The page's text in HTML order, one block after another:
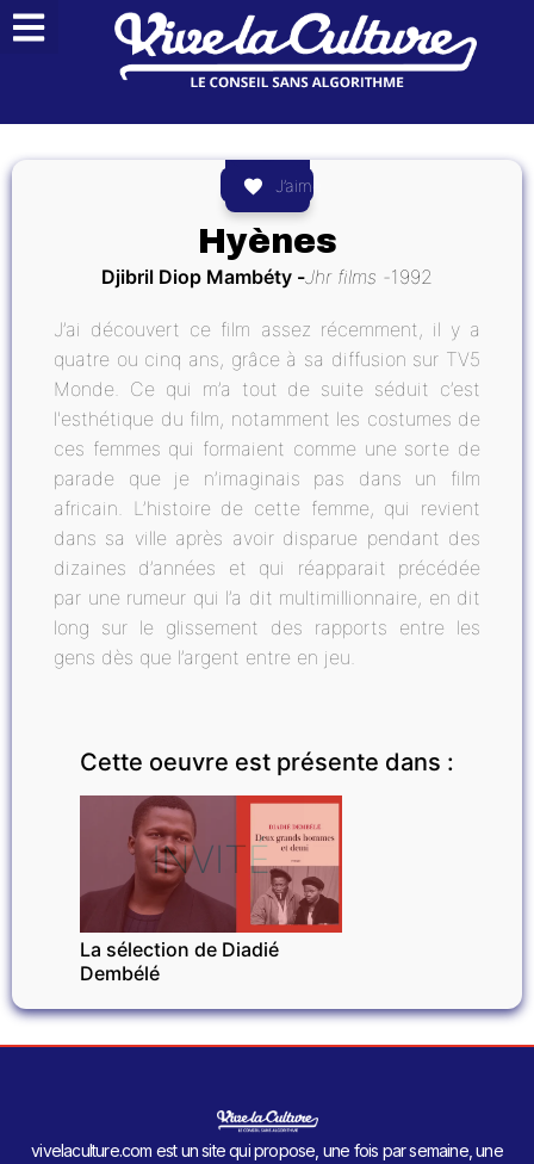
J’aime
Hyènes
Djibril Diop Mambéty Jhr films 1992
J’ai découvert ce film assez récemment, il y a
quatre ou cinq ans, grâce à sa diffusion sur TV5
Monde. Ce qui m’a tout de suite séduit c’est
l'esthétique du film, notamment les costumes de
ces femmes qui formaient comme une sorte de
parade que je n’imaginais pas dans un film
africain. L’histoire de cette femme, qui revient
dans sa ville après avoir disparue pendant des
dizaines d’années et qui réapparait précédée
par une rumeur qui l’a dit multimillionnaire, en dit
long sur le glissement des rapports entre les
gens dès que l’argent entre en jeu.
Cette oeuvre est présente dans :
INVITÉ
La sélection de Diadié
Dembélé
vivelaculture.com est un site qui propose, une fois par semaine, une